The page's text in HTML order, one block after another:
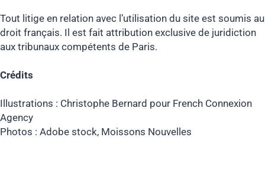
Tout litige en relation avec l’utilisation du site est soumis au
droit français. Il est fait attribution exclusive de juridiction
aux tribunaux compétents de Paris.
Crédits
Illustrations : Christophe Bernard pour French Connexion
Agency
Photos : Adobe stock, Moissons Nouvelles